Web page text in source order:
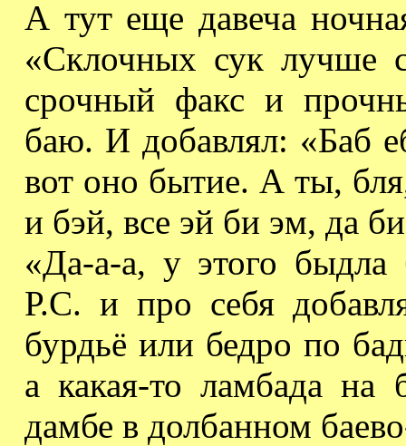
А тут еще давеча
«Склочных сук лучше
срочный факс и
баю. И добавлял: «Баб
вот оно бытие. А ты, бля
и бэй, все эй би эм, да би
«Да-а-а, у этого быдла
Р.С. и про себя
бурдьё или бедро по
а какая-толамбада на
дамбе в долбанном